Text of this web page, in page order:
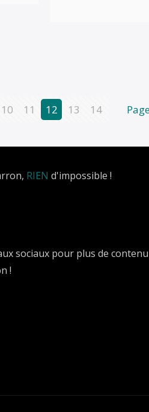
10 11 12 13 14
RIEN d'impossible !
sociaux pour plus de contenu
!